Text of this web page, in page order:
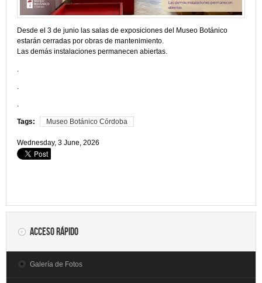
Desde el 3 de junio las salas de exposiciones del Museo Botánico
estarán cerradas por obras de mantenimiento.
Las demás instalaciones permanecen abiertas.
.
.
.
Tags: Museo Botánico Córdoba
Wednesday, 3 June, 2026
Acceso rápido
Galería de Fotos